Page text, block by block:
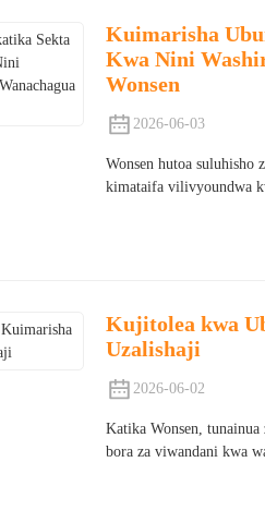
Kuimarisha
Kwa Nini
Wonsen
2026-06-03
Wonsen hutoa
kimataifa vilivyoundwa
Kujitolea kwa
Uzalishaji
2026-06-02
Katika Wonsen,
bora za viwandani kwa